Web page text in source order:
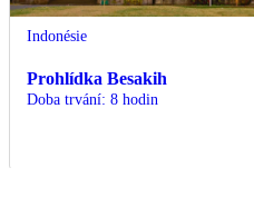
Indonésie
Prohlídka Besakih
Doba trvání: 8 hodin